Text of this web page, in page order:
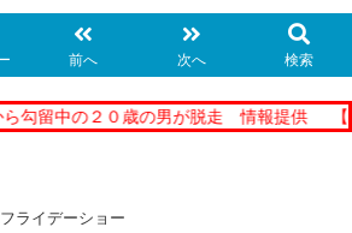
前へ 次へ 検索
留中の２０歳の男が脱走 情報提供 【
ライデーショー